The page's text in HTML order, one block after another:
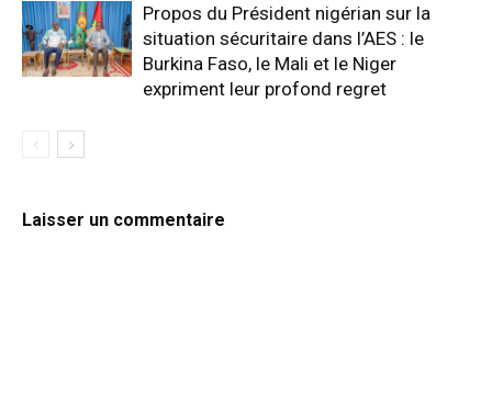
Propos du Président nigérian sur la
situation sécuritaire dans l’AES : le
Burkina Faso, le Mali et le Niger
expriment leur profond regret
Laisser un commentaire